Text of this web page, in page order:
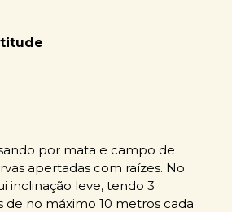
por mata e campo de
apertadas com raízes. No
inclinação leve, tendo 3
no máximo 10 metros cada